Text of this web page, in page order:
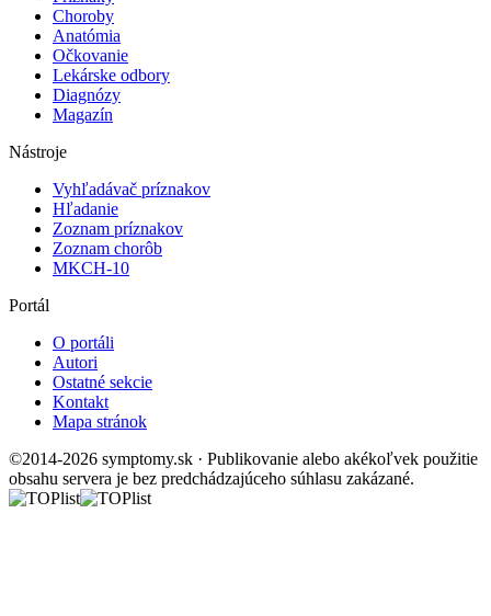
Choroby
Anatómia
Očkovanie
Lekárske odbory
Diagnózy
Magazín
Nástroje
Vyhľadávač príznakov
Hľadanie
Zoznam príznakov
Zoznam chorôb
MKCH-10
Portál
O portáli
Autori
Ostatné sekcie
Kontakt
Mapa stránok
©2014-2026 symptomy.sk · Publikovanie alebo akékoľvek použitie
obsahu servera je bez predchádzajúceho súhlasu zakázané.